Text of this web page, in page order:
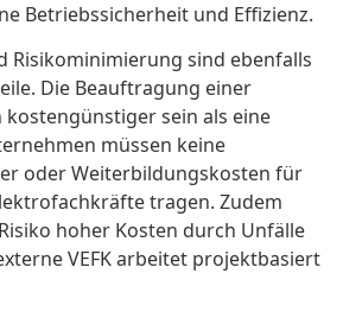
Betriebssicherheit und Effizienz.
Risikominimierung sind ebenfalls
Die Beauftragung einer
kostengünstiger sein als eine
müssen keine
oder Weiterbildungskosten für
tragen. Zudem
hoher Kosten durch Unfälle
VEFK arbeitet projektbasiert